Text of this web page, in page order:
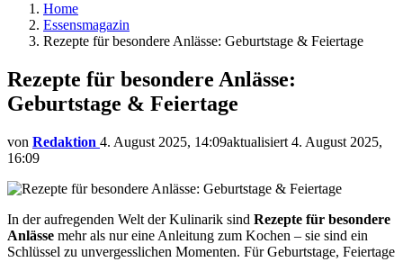
Home
Essensmagazin
Rezepte für besondere Anlässe: Geburtstage & Feiertage
Rezepte für besondere Anlässe:
Geburtstage & Feiertage
von Redaktion 4. August 2025, 14:09aktualisiert 4. August 2025,
16:09
In der aufregenden Welt der Kulinarik sind Rezepte für besondere
Anlässe mehr als nur eine Anleitung zum Kochen – sie sind ein
Schlüssel zu unvergesslichen Momenten. Für Geburtstage, Feiertage